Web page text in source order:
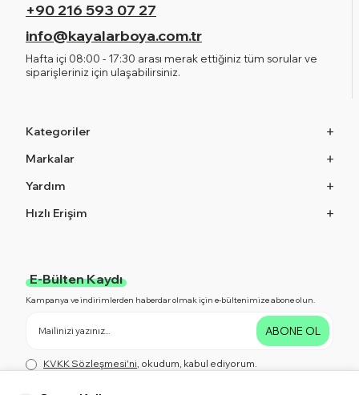
+90 216 593 07 27
info@kayalarboya.com.tr
Hafta içi 08:00 - 17:30 arası merak ettiğiniz tüm sorular ve
siparişleriniz için ulaşabilirsiniz.
Kategoriler
Markalar
Yardım
Hızlı Erişim
E-Bülten Kaydı
Kampanya ve indirimlerden haberdar olmak için e-bültenimize abone olun.
ABONE OL
KVKK Sözleşmesi'ni, okudum, kabul ediyorum.